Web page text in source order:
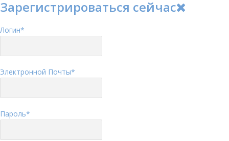
Зарегистрироваться сейчас
Логин*
Электронной Почты*
Пароль*